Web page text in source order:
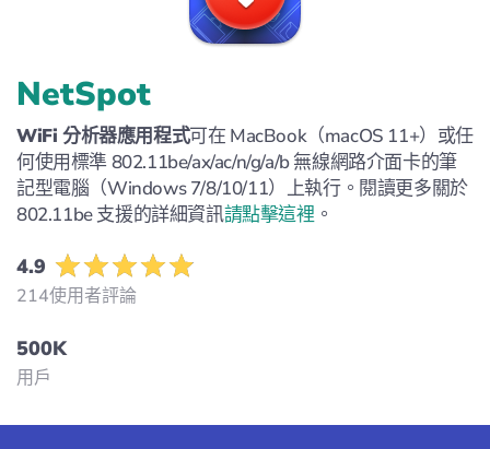
NetSpot
WiFi 分析器應用程式可在 MacBook（macOS 11+）或任
何使用標準 802.11be/ax/ac/n/g/a/b 無線網路介面卡的筆
記型電腦（Windows 7/8/10/11）上執行。閱讀更多關於
802.11be 支援的詳細資訊請點擊這裡。
4.9
214使用者評論
500K
用戶